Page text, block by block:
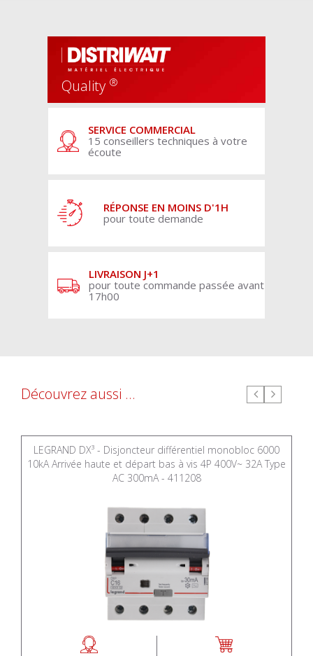
Quality ®
SERVICE COMMERCIAL
15 conseillers techniques à votre
écoute
RÉPONSE EN MOINS D'1H
pour toute demande
LIVRAISON J+1
pour toute commande passée avant
17h00
Découvrez aussi ...
LEGRAND DX³ - Disjoncteur différentiel monobloc 6000
10kA Arrivée haute et départ bas à vis 4P 400V~ 32A Type
AC 300mA - 411208